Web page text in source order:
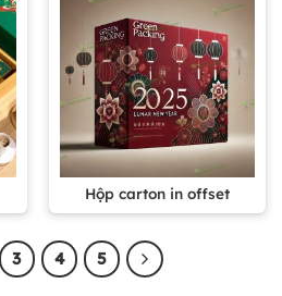
Hộp carton in offset
3 4 5